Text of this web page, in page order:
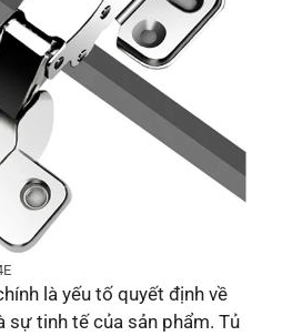
là yếu tố quyết định về
sự tinh tế của sản phẩm. Tủ